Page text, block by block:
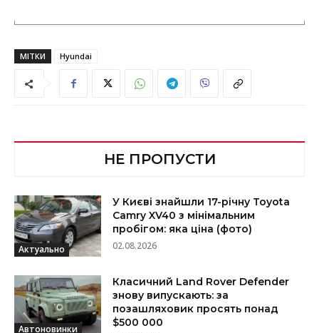
МІТКИ Hyundai
НЕ ПРОПУСТИ
Актуально
У Києві знайшли 17-річну Toyota
Camry XV40 з мінімальним
пробігом: яка ціна (фото)
02.08.2026
Автоновинки
Класичний Land Rover Defender
знову випускають: за
позашляховик просять понад
$500 000